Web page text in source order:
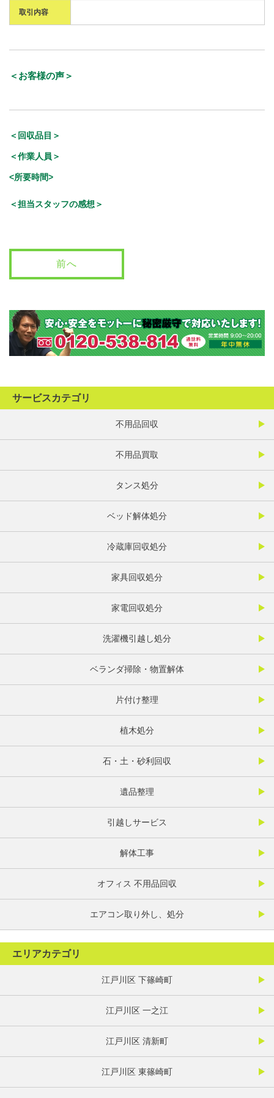
取引内容
＜お客様の声＞
＜回収品目＞
＜作業人員＞
<所要時間>
＜担当スタッフの感想＞
前へ
サービスカテゴリ
不用品回収
不用品買取
タンス処分
ベッド解体処分
冷蔵庫回収処分
家具回収処分
家電回収処分
洗濯機引越し処分
ベランダ掃除・物置解体
片付け整理
植木処分
石・土・砂利回収
遺品整理
引越しサービス
解体工事
オフィス 不用品回収
エアコン取り外し、処分
エリアカテゴリ
江戸川区 下篠崎町
江戸川区 一之江
江戸川区 清新町
江戸川区 東篠崎町